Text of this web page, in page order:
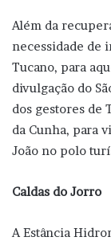
Além da
necessidade de
Tucano, para
divulgação do
dos gestores de
da Cunha, para
João no polo
Caldas do Jorro
A Estância